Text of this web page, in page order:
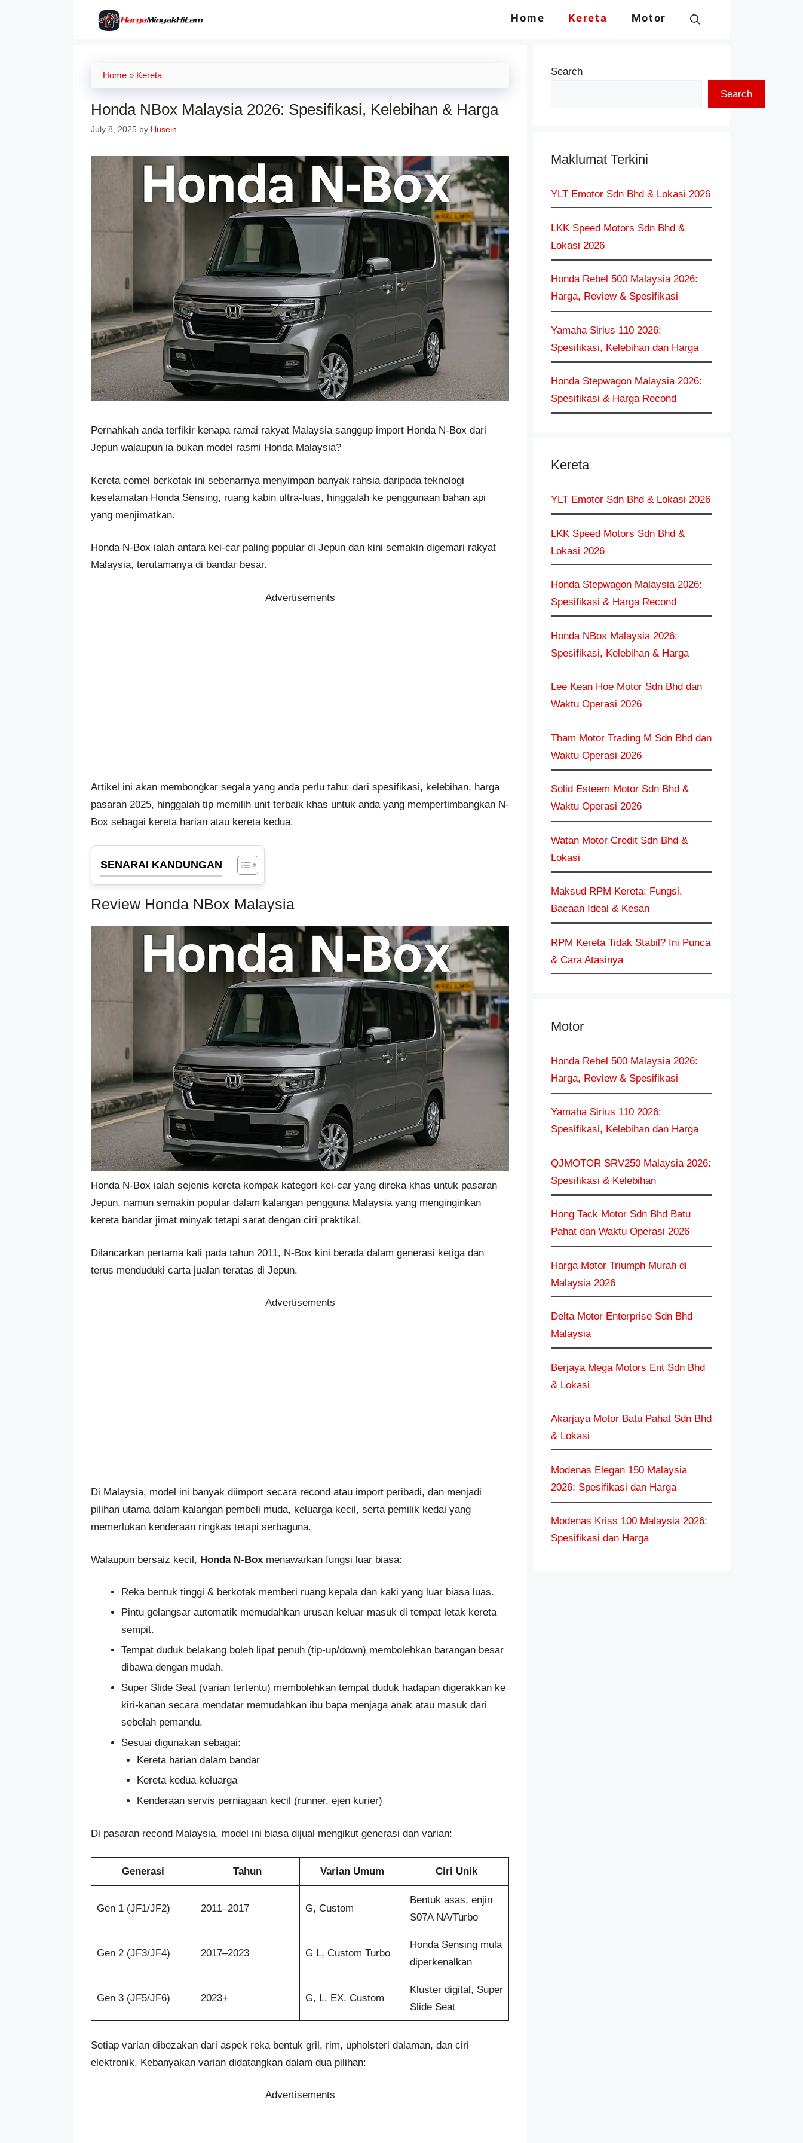
Home Kereta Motor
Home » Kereta
Honda NBox Malaysia 2026: Spesifikasi, Kelebihan & Harga
July 8, 2025 by Husein
Pernahkah anda terfikir kenapa ramai rakyat Malaysia sanggup import Honda N-Box dari
Jepun walaupun ia bukan model rasmi Honda Malaysia?
Kereta comel berkotak ini sebenarnya menyimpan banyak rahsia daripada teknologi
keselamatan Honda Sensing, ruang kabin ultra-luas, hinggalah ke penggunaan bahan api
yang menjimatkan.
Honda N-Box ialah antara kei-car paling popular di Jepun dan kini semakin digemari rakyat
Malaysia, terutamanya di bandar besar.
Advertisements
Artikel ini akan membongkar segala yang anda perlu tahu: dari spesifikasi, kelebihan, harga
pasaran 2025, hinggalah tip memilih unit terbaik khas untuk anda yang mempertimbangkan N-
Box sebagai kereta harian atau kereta kedua.
SENARAI KANDUNGAN
Review Honda NBox Malaysia
Honda N-Box ialah sejenis kereta kompak kategori kei-car yang direka khas untuk pasaran
Jepun, namun semakin popular dalam kalangan pengguna Malaysia yang menginginkan
kereta bandar jimat minyak tetapi sarat dengan ciri praktikal.
Dilancarkan pertama kali pada tahun 2011, N-Box kini berada dalam generasi ketiga dan
terus menduduki carta jualan teratas di Jepun.
Advertisements
Di Malaysia, model ini banyak diimport secara recond atau import peribadi, dan menjadi
pilihan utama dalam kalangan pembeli muda, keluarga kecil, serta pemilik kedai yang
memerlukan kenderaan ringkas tetapi serbaguna.
Walaupun bersaiz kecil, Honda N-Box menawarkan fungsi luar biasa:
Reka bentuk tinggi & berkotak memberi ruang kepala dan kaki yang luar biasa luas.
Pintu gelangsar automatik memudahkan urusan keluar masuk di tempat letak kereta
sempit.
Tempat duduk belakang boleh lipat penuh (tip-up/down) membolehkan barangan besar
dibawa dengan mudah.
Super Slide Seat (varian tertentu) membolehkan tempat duduk hadapan digerakkan ke
kiri-kanan secara mendatar memudahkan ibu bapa menjaga anak atau masuk dari
sebelah pemandu.
Sesuai digunakan sebagai:
Kereta harian dalam bandar
Kereta kedua keluarga
Kenderaan servis perniagaan kecil (runner, ejen kurier)
Di pasaran recond Malaysia, model ini biasa dijual mengikut generasi dan varian:
Generasi Tahun Varian Umum Ciri Unik
Gen 1 (JF1/JF2) 2011–2017 G, Custom
Bentuk asas, enjin
S07A NA/Turbo
Gen 2 (JF3/JF4) 2017–2023 G L, Custom Turbo
Honda Sensing mula
diperkenalkan
Gen 3 (JF5/JF6) 2023+ G, L, EX, Custom
Kluster digital, Super
Slide Seat
Setiap varian dibezakan dari aspek reka bentuk gril, rim, upholsteri dalaman, dan ciri
elektronik. Kebanyakan varian didatangkan dalam dua pilihan:
Advertisements
Search
Search
Maklumat Terkini
YLT Emotor Sdn Bhd & Lokasi 2026
LKK Speed Motors Sdn Bhd &
Lokasi 2026
Honda Rebel 500 Malaysia 2026:
Harga, Review & Spesifikasi
Yamaha Sirius 110 2026:
Spesifikasi, Kelebihan dan Harga
Honda Stepwagon Malaysia 2026:
Spesifikasi & Harga Recond
Kereta
YLT Emotor Sdn Bhd & Lokasi 2026
LKK Speed Motors Sdn Bhd &
Lokasi 2026
Honda Stepwagon Malaysia 2026:
Spesifikasi & Harga Recond
Honda NBox Malaysia 2026:
Spesifikasi, Kelebihan & Harga
Lee Kean Hoe Motor Sdn Bhd dan
Waktu Operasi 2026
Tham Motor Trading M Sdn Bhd dan
Waktu Operasi 2026
Solid Esteem Motor Sdn Bhd &
Waktu Operasi 2026
Watan Motor Credit Sdn Bhd &
Lokasi
Maksud RPM Kereta: Fungsi,
Bacaan Ideal & Kesan
RPM Kereta Tidak Stabil? Ini Punca
& Cara Atasinya
Motor
Honda Rebel 500 Malaysia 2026:
Harga, Review & Spesifikasi
Yamaha Sirius 110 2026:
Spesifikasi, Kelebihan dan Harga
QJMOTOR SRV250 Malaysia 2026:
Spesifikasi & Kelebihan
Hong Tack Motor Sdn Bhd Batu
Pahat dan Waktu Operasi 2026
Harga Motor Triumph Murah di
Malaysia 2026
Delta Motor Enterprise Sdn Bhd
Malaysia
Berjaya Mega Motors Ent Sdn Bhd
& Lokasi
Akarjaya Motor Batu Pahat Sdn Bhd
& Lokasi
Modenas Elegan 150 Malaysia
2026: Spesifikasi dan Harga
Modenas Kriss 100 Malaysia 2026:
Spesifikasi dan Harga